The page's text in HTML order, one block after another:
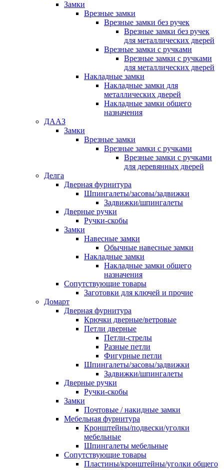
Замки
Врезные замки
Врезные замки без ручек
Врезные замки без ручек
для металлических дверей
Врезные замки с ручками
Врезные замки с ручками
для металлических дверей
Накладные замки
Накладные замки для
металлических дверей
Накладные замки общего
назначения
ДААЗ
Замки
Врезные замки
Врезные замки с ручками
Врезные замки с ручками
для деревянных дверей
Делга
Дверная фурнитура
Шпингалеты/засовы/задвижки
Задвижки/шпингалеты
Дверные ручки
Ручки-скобы
Замки
Навесные замки
Обычные навесные замки
Накладные замки
Накладные замки общего
назначения
Сопутствующие товары
Заготовки для ключей и прочие
Домарт
Дверная фурнитура
Крючки дверные/ветровые
Петли дверные
Петли-стрелы
Разные петли
Фигурные петли
Шпингалеты/засовы/задвижки
Задвижки/шпингалеты
Дверные ручки
Ручки-скобы
Замки
Почтовые / накидные замки
Мебельная фурнитура
Кронштейны/подвески/уголки
мебельные
Шпингалеты мебельные
Сопутствующие товары
Пластины/кронштейны/уголки общего